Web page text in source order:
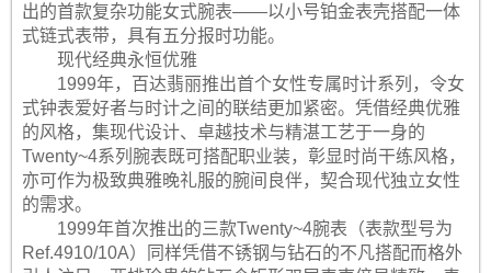
出的首款复杂功能女式腕表——以小号铂金表壳搭配一体
式链式表带，具有五分报时功能。
现代经典永恒优雅
1999年，百达翡丽推出首个女性专属时计系列，令女
式钟表爱好者与时计之间的联结更加紧密。凭借经典优雅
的风格，集现代设计、卓越技术与精湛工艺于一身的
Twenty~4系列腕表既可搭配职业装，彰显时尚干练风格，
亦可作为极致典雅晚礼服的腕间良伴，契合现代独立女性
的需求。
1999年首次推出的三款Twenty~4腕表（表款型号为
Ref.4910/10A）同样凭借不锈钢与钻石的不凡搭配而格外